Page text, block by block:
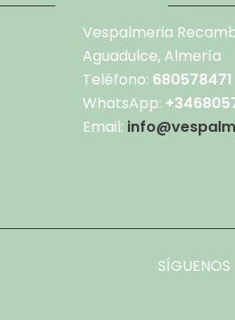
Vespalmeria
Aguadulce, Almería
Teléfono: 680578471
WhatsApp:
Email:
SÍGUENOS